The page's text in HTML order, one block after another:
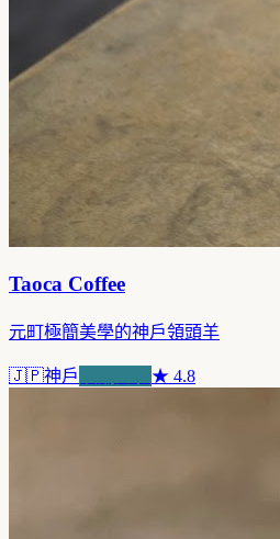
Taoca Coffee
元町極簡美學的神戶領頭羊
🇯🇵神戶 ★ 4.8